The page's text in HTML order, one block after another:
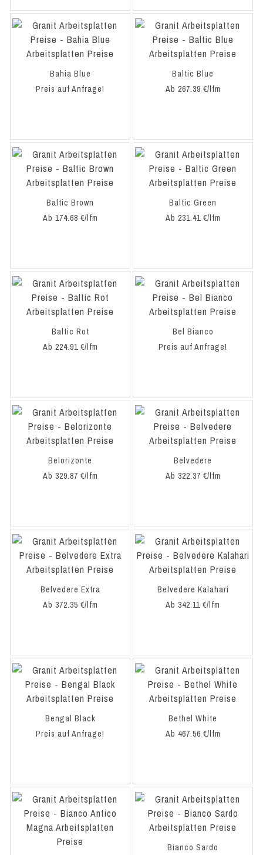
Bahia Blue
Preis auf Anfrage!
Baltic Blue
Ab 267.39 €/lfm
Baltic Brown
Ab 174.68 €/lfm
Baltic Green
Ab 231.41 €/lfm
Baltic Rot
Ab 224.91 €/lfm
Bel Bianco
Preis auf Anfrage!
Belorizonte
Ab 329.87 €/lfm
Belvedere
Ab 322.37 €/lfm
Belvedere Extra
Ab 372.35 €/lfm
Belvedere Kalahari
Ab 342.11 €/lfm
Bengal Black
Preis auf Anfrage!
Bethel White
Ab 467.56 €/lfm
Bianco Sardo